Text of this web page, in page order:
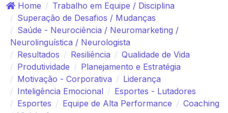
Home
Trabalho em Equipe / Disciplina
Superação de Desafios / Mudanças
Saúde - Neurociência / Neuromarketing /
Neurolinguística / Neurologista
Resultados
Resiliência
Qualidade de Vida
Produtividade
Planejamento e Estratégia
Motivação - Corporativa
Liderança
Inteligência Emocional
Esportes - Lutadores
Esportes
Equipe de Alta Performance
Coaching